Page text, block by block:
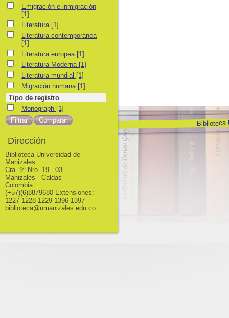
Biblioteca
Emigración e inmigración
Emigración e inmigración
[1]
LiteraturaLiteratura [1]
Literatura contemporánea
Literatura contemporánea
[1]
Literatura europea
Literatura europea [1]
Literatura Moderna
Literatura Moderna [1]
Literatura mundial
Literatura mundial [1]
Migración humana
Migración humana [1]
Tipo de registro
Monograph
Monograph [1]
Dirección
Biblioteca Universidad de
Manizales
Cra. 9ª Nro. 19 - 03
Manizales - Caldas
Colombia
(+57)(6)8879680 Extensiones:
1227-1228-1229-1396-1397
biblioteca@umanizales.edu.co